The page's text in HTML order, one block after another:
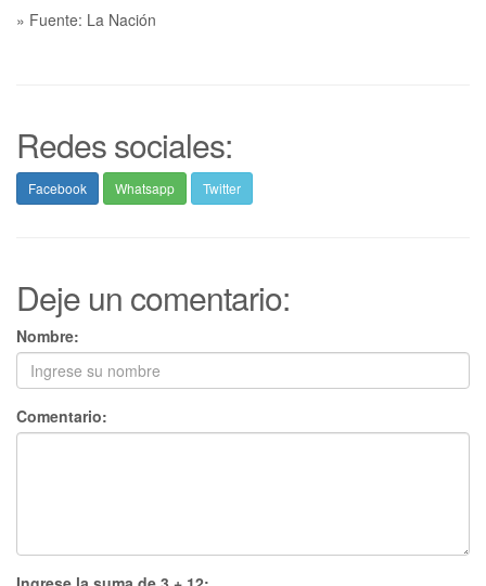
» Fuente: La Nación
Redes sociales:
Facebook Whatsapp Twitter
Deje un comentario:
Nombre:
Comentario: